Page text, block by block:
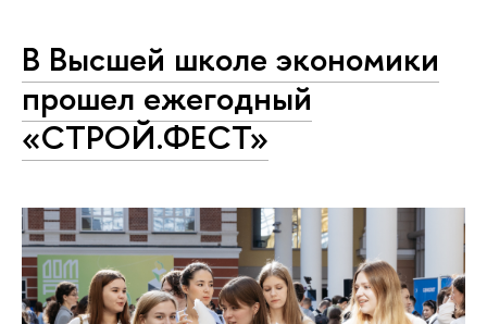
В Высшей школе экономики
прошел ежегодный
«СТРОЙ.ФЕСТ»